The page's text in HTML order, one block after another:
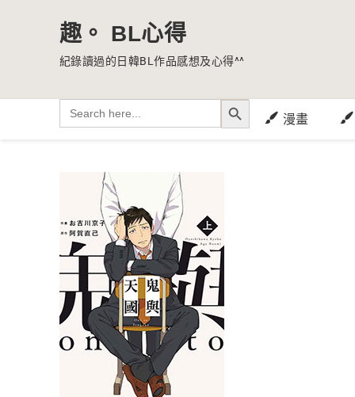
趣。 BL心得
紀錄讀過的日韓BL作品感想及心得^^
Search
for:
SEARCH BUTTON
漫畫